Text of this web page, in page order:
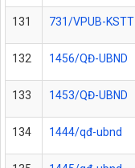
131 731/VPUB-KSTT
132 1456/QĐ-UBND
133 1453/QĐ-UBND
134 1444/qđ-ubnd